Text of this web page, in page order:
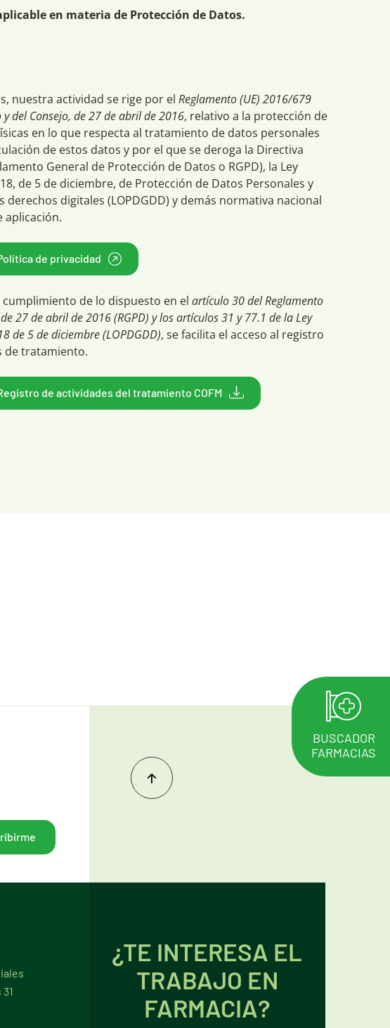
en materia de Protección de Datos.
nuestra actividad se rige por el Reglamento (UE) 2016/679
del Consejo, de 27 de abril de 2016, relativo a la protección de
en lo que respecta al tratamiento de datos personales
de estos datos y por el que se deroga la Directiva
General de Protección de Datos o RGPD), la Ley
de 5 de diciembre, de Protección de Datos Personales y
derechos digitales (LOPDGDD) y demás normativa nacional
aplicación.
de privacidad
cumplimiento de lo dispuesto en el artículo 30 del Reglamento
27 de abril de 2016 (RGPD) y los artículos 31 y 77.1 de la Ley
de 5 de diciembre (LOPDGDD), se facilita el acceso al registro
de tratamiento.
de actividades del tratamiento COFM
BUSCADOR
FARMACIAS
¿TE INTERESA EL
TRABAJO EN
FARMACIA?